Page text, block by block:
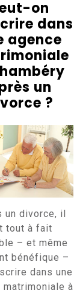
on
dans
agence
un
?
un divorce, il
tout à fait
– et même
bénéfique –
dans une
matrimoniale à